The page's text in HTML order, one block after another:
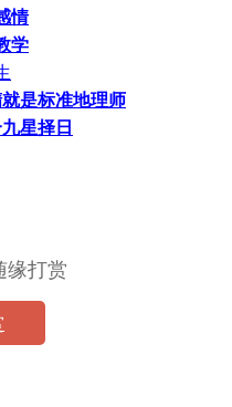
情
学
是标准地理师
星择日
缘打赏